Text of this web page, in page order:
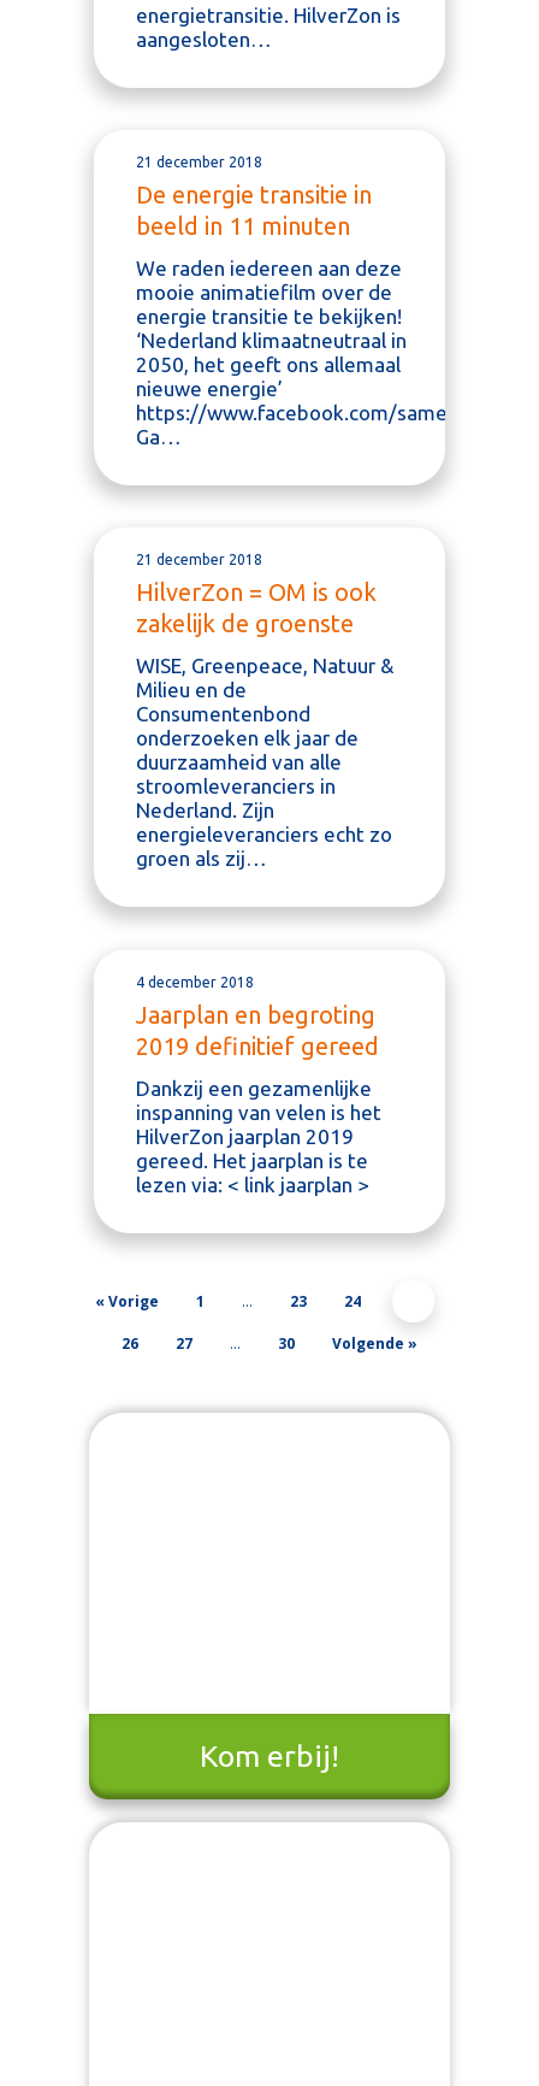
energietransitie. HilverZon is
aangesloten…
21 december 2018
De energie transitie in
beeld in 11 minuten
We raden iedereen aan deze
mooie animatiefilm over de
energie transitie te bekijken!
‘Nederland klimaatneutraal in
2050, het geeft ons allemaal
nieuwe energie’
https://www.facebook.com/samenom/
Ga…
21 december 2018
HilverZon = OM is ook
zakelijk de groenste
WISE, Greenpeace, Natuur &
Milieu en de
Consumentenbond
onderzoeken elk jaar de
duurzaamheid van alle
stroomleveranciers in
Nederland. Zijn
energieleveranciers echt zo
groen als zij…
4 december 2018
Jaarplan en begroting
2019 definitief gereed
Dankzij een gezamenlijke
inspanning van velen is het
HilverZon jaarplan 2019
gereed. Het jaarplan is te
lezen via: < link jaarplan >
« Vorige 1 … 23 24
26 27 … 30 Volgende »
Kom erbij!